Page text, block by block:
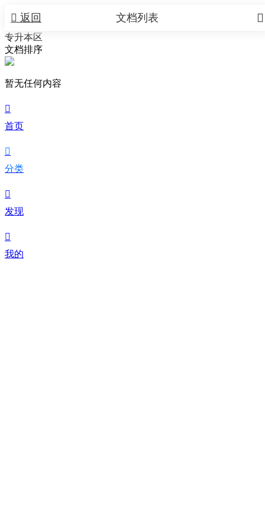
 返回 
文档列表
专升本区
文档排序
暂无任何内容

首页

分类

发现

我的